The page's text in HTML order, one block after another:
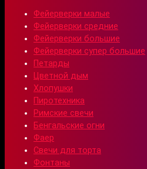
Фейерверки малые
Фейерверки средние
Фейерверки большие
Фейерверки супер большие
Петарды
Цветной дым
Хлопушки
Пиротехника
Римские свечи
Бенгальские огни
Фаер
Свечи для торта
Фонтаны